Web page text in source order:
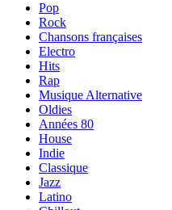
Pop
Rock
Chansons françaises
Electro
Hits
Rap
Musique Alternative
Oldies
Années 80
House
Indie
Classique
Jazz
Latino